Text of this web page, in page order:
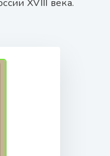
XVIII века.